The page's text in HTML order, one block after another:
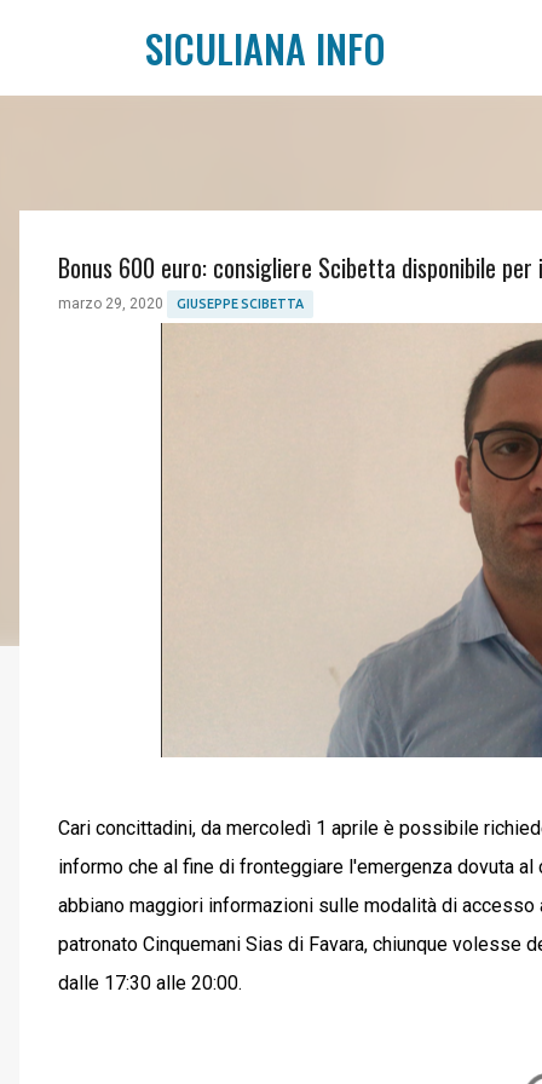
SICULIANA INFO
Bonus 600 euro: consigliere Scibetta disponibile
marzo 29, 2020 GIUSEPPE SCIBETTA
Cari concittadini, da mercoledì 1 aprile è possibile
informo che al fine di fronteggiare l'emergenza dovuta
abbiano maggiori informazioni sulle modalità di
patronato Cinquemani Sias di Favara, chiunque volesse
dalle 17:30 alle 20:00.